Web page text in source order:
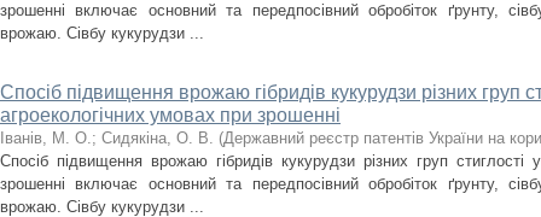
зрошенні включає основний та передпосівний обробіток ґрунту,
врожаю. Сівбу кукурудзи ...
Спосіб підвищення врожаю гібридів кукурудзи різних груп
агроекологічних умовах при зрошенні
Іванів, М. О.; Сидякіна, О. В. (Державний реєстр патентів України на
Спосіб підвищення врожаю гібридів кукурудзи різних груп стиглості
зрошенні включає основний та передпосівний обробіток ґрунту,
врожаю. Сівбу кукурудзи ...